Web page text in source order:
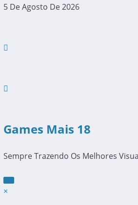
Pular
Conteúdo
5 De Agosto De 2026
Games Mais 18
Sempre Trazendo Os Melhores
×